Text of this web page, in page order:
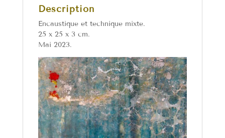
Description
Encaustique et technique mixte.
25 x 25 x 3 cm.
Mai 2023.